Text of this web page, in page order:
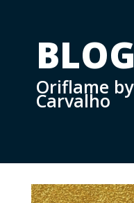
BLOG
Oriflame
Carvalho